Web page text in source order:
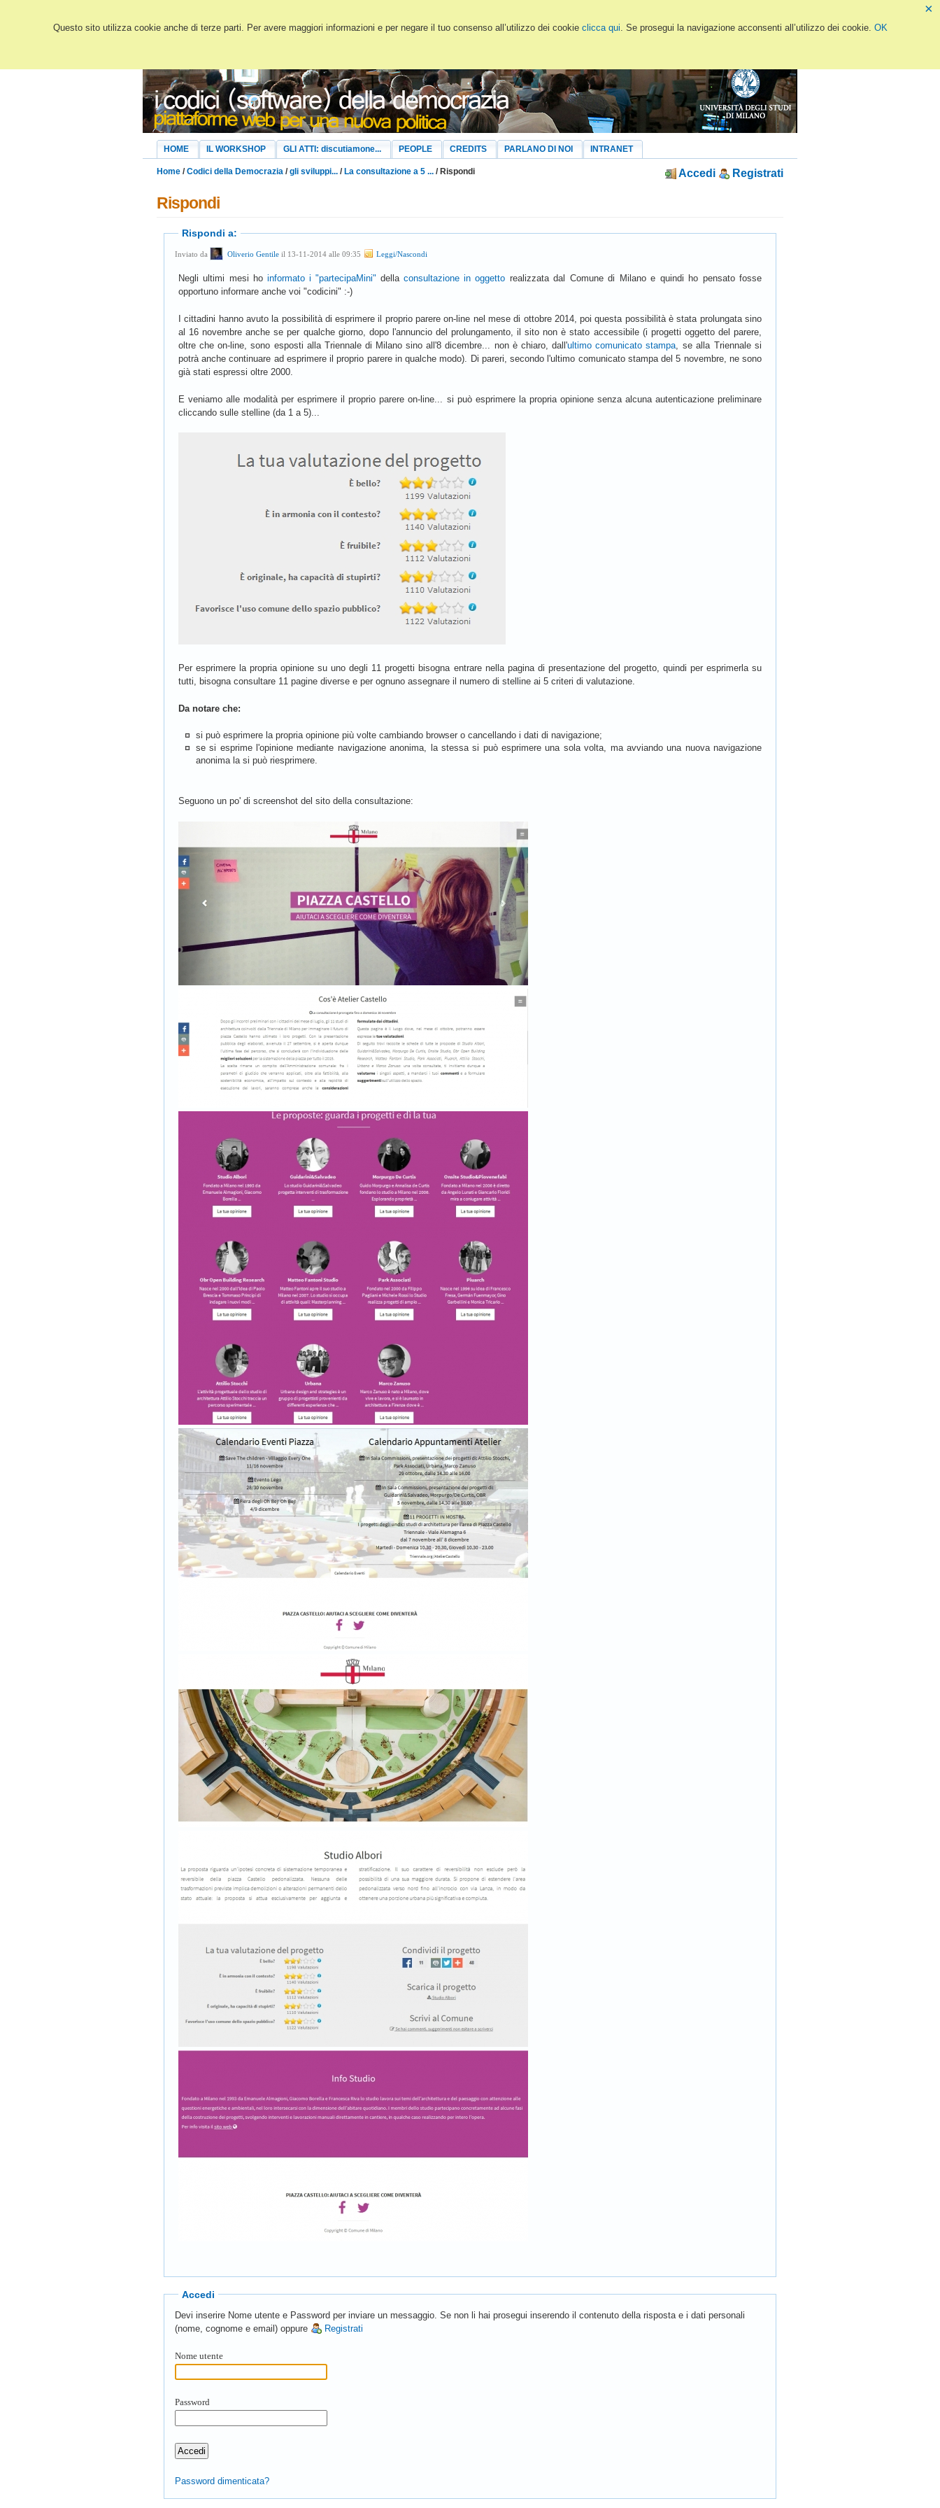
×
Questo sito utilizza cookie anche di terze parti. Per avere maggiori informazioni e per negare il tuo consenso all’utilizzo dei cookie clicca qui. Se prosegui la navigazione acconsenti all’utilizzo dei cookie. OK
HOME IL WORKSHOP GLI ATTI: discutiamone... PEOPLE CREDITS PARLANO DI NOI INTRANET
Accedi Registrati
Home /Codici della Democrazia /gli sviluppi... / La consultazione a 5 ... / Rispondi
Rispondi
Rispondi a:
Inviato da Oliverio Gentile il 13-11-2014 alle 09:35 Leggi/Nascondi
Negli ultimi mesi ho informato i "partecipaMini" della consultazione in oggetto realizzata dal Comune di Milano e quindi ho pensato fosse
opportuno informare anche voi "codicini" :-)
I cittadini hanno avuto la possibilità di esprimere il proprio parere on-line nel mese di ottobre 2014, poi questa possibilità è stata prolungata sino
al 16 novembre anche se per qualche giorno, dopo l'annuncio del prolungamento, il sito non è stato accessibile (i progetti oggetto del parere,
oltre che on-line, sono esposti alla Triennale di Milano sino all'8 dicembre... non è chiaro, dall'ultimo comunicato stampa, se alla Triennale si
potrà anche continuare ad esprimere il proprio parere in qualche modo). Di pareri, secondo l'ultimo comunicato stampa del 5 novembre, ne sono
già stati espressi oltre 2000.
E veniamo alle modalità per esprimere il proprio parere on-line... si può esprimere la propria opinione senza alcuna autenticazione preliminare
cliccando sulle stelline (da 1 a 5)...
Per esprimere la propria opinione su uno degli 11 progetti bisogna entrare nella pagina di presentazione del progetto, quindi per esprimerla su
tutti, bisogna consultare 11 pagine diverse e per ognuno assegnare il numero di stelline ai 5 criteri di valutazione.
Da notare che:
si può esprimere la propria opinione più volte cambiando browser o cancellando i dati di navigazione;
se si esprime l'opinione mediante navigazione anonima, la stessa si può esprimere una sola volta, ma avviando una nuova navigazione
anonima la si può riesprimere.
Seguono un po' di screenshot del sito della consultazione:
Accedi
Devi inserire Nome utente e Password per inviare un messaggio. Se non li hai prosegui inserendo il contenuto della risposta e i dati personali
(nome, cognome e email) oppure
Registrati
Nome utente
Password
Password dimenticata?